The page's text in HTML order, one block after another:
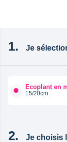
Je
Ecoplant en
15/20cm
Je choisis